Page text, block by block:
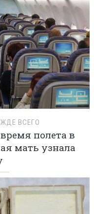
ВСЕГО
полета в
мать узнала